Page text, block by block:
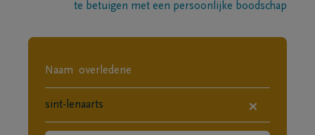
te betuigen met een persoonlijke boodschap
×